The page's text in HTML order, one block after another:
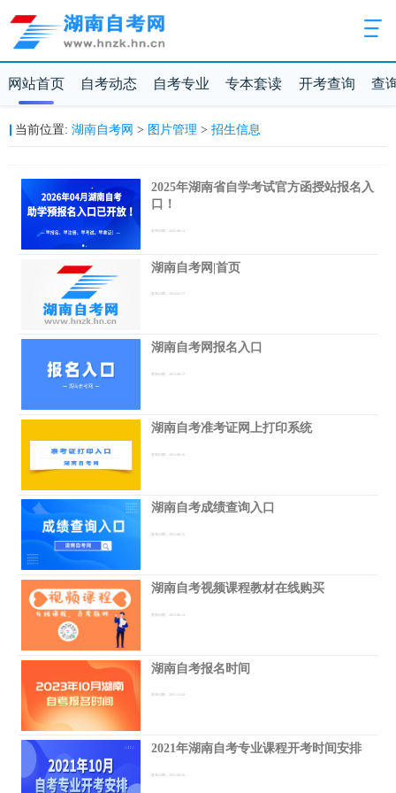
网站首页 自考动态 自考专业 专本套读 开考查询 查
当前位置: 湖南自考网 > 图片管理 > 招生信息
2025年湖南省自学考试官方函授站报名入
口！
湖南自考网|首页
发布日期：2024-03-27
湖南自考网报名入口
发布日期：2023-08-17
湖南自考准考证网上打印系统
湖南自考成绩查询入口
发布日期：2023-08-15
湖南自考视频课程教材在线购买
湖南自考报名时间
发布日期：2021-12-29
2021年湖南自考专业课程开考时间安排
发布日期：2021-08-18